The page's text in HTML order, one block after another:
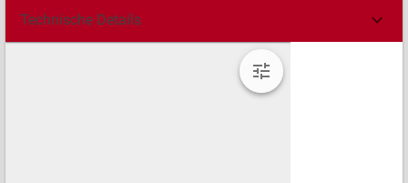
Technische Details